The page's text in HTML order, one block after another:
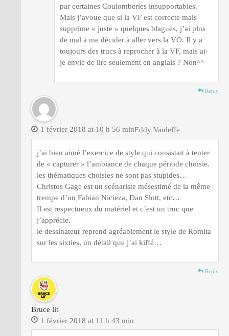
par certaines Coulomberies insupportables.
Mais j’avoue que si la VF est correcte mais
supprime « juste » quelques blagues, j’ai plus
de mal à me décider à aller vers la VO. Il y a
toujours des trucs à reprocher à la VF, mais ai-
je envie de lire seulement en anglais ? Non^^
Reply
Eddy Vanleffe
1 février 2018 at 10 h 56 min
j’ai bien aimé l’exercice de style qui consistait à tenter
de « capturer » l’ambiance de chaque période choisie.
les thématiques choisies ne sont pas stupides…
Christos Gage est un scénariste mésestimé de la même
trempe d’un Fabian Nicieza, Dan Slott, etc…
Il est respectueux du matériel et c’est un truc que
j’apprécie.
le dessinateur reprend agréablement le style de Romita
sur les sixties, un détail que j’ai kiffé…
Reply
Bruce lit
1 février 2018 at 11 h 43 min